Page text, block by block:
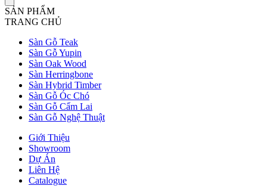
SẢN PHẨM
TRANG CHỦ
Sàn Gỗ Teak
Sàn Gỗ Yupin
Sàn Oak Wood
Sàn Herringbone
Sàn Hybrid Timber
Sàn Gỗ Óc Chó
Sàn Gỗ Cẩm Lai
Sàn Gỗ Nghệ Thuật
Giới Thiệu
Showroom
Dự Án
Liên Hệ
Catalogue